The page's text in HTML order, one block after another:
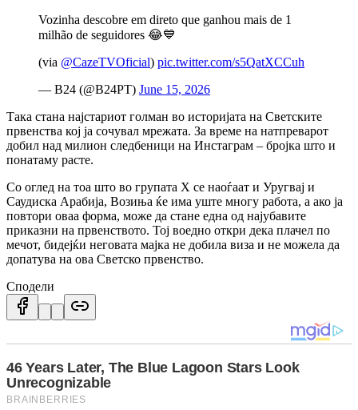
Vozinha descobre em direto que ganhou mais de 1
milhão de seguidores 😂💙
(via @CazeTVOficial) pic.twitter.com/s5QatXCCuh
— B24 (@B24PT) June 15, 2026
Така стана најстариот голман во историјата на Светските
првенства кој ја сочувал мрежата. За време на натпреварот
добил над милион следбеници на Инстаграм – бројка што и
понатаму расте.
Со оглед на тоа што во групата Х се наоѓаат и Уругвај и
Саудиска Арабија, Возиња ќе има уште многу работа, а ако ја
повтори оваа форма, може да стане една од најубавите
приказни на првенството. Тој воедно откри дека плачел по
мечот, бидејќи неговата мајка не добила виза и не можела да
допатува на ова Светско првенство.
Сподели